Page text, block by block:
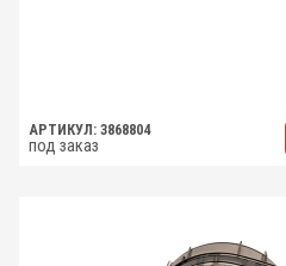
АРТИКУЛ: 3868804
под заказ